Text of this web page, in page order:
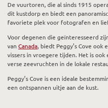
De vuurtoren, die al sinds 1915
dit kustdorp en biedt een
favoriete plek voor fotografen en
Voor degenen die geïnteresseerd
van Canada, biedt Peggy’s Cove
vissers in vroegere tijden. Het is
verse zeevruchten in de lokale
Peggy’s Cove is een ideale
een ontspannen uitje aan de kust.